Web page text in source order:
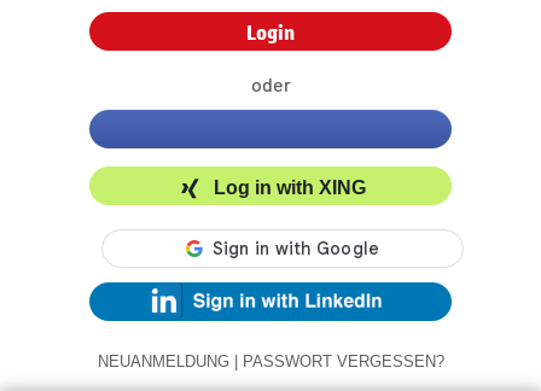
oder
Log in with XING
NEUANMELDUNG | PASSWORT VERGESSEN?